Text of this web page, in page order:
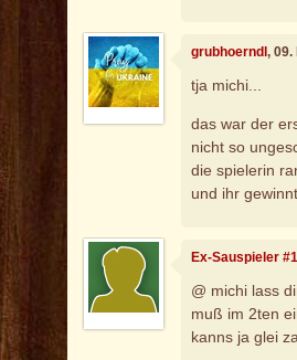
grubhoerndl, 09.
tja michi...
das war der
nicht so
die spielerin
und ihr
Ex-Sauspieler
@ michi lass
muß im 2ten
kanns ja glei